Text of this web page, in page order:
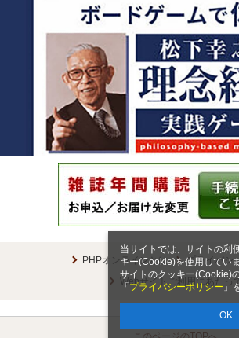
当サイトでは、サイトの利
キー(Cookie)を使用してい
サイトのクッキー(Cookie)
「 プライバシーポリシー 」
OK
PHPオンラインとは
プライバシ
Webサイトご利用にあたっ